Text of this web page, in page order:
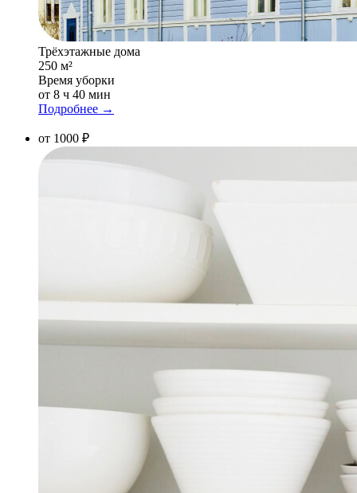
Трёхэтажные дома
250 м²
Время уборки
от 8 ч 40 мин
Подробнее →
от 1000 ₽